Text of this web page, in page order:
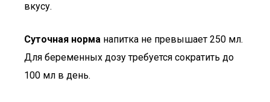
вкусу.
Суточная норма напитка не превышает 250 мл.
Для беременных дозу требуется сократить до
100 мл в день.